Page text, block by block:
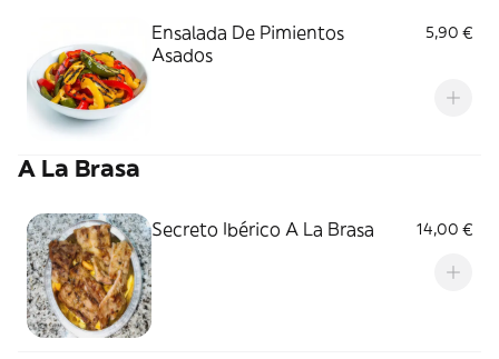
Ensalada De Pimientos
Asados
5,90 €
A La Brasa
Secreto Ibérico A La Brasa 14,00 €